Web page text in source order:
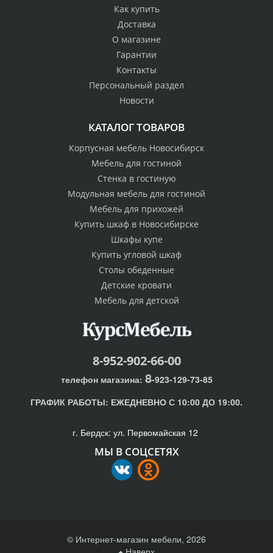
Как купить
Доставка
О магазине
Гарантии
Контакты
Персональный раздел
Новости
КАТАЛОГ ТОВАРОВ
Корпусная мебель Новосибирск
Мебель для гостиной
Стенка в гостиную
Модульная мебель для гостиной
Мебель для прихожей
Купить шкаф в Новосибирске
Шкафы купе
Купить угловой шкаф
Столы обеденные
Детские кровати
Мебель для детской
8-952-902-66-00
телефон магазина: 8-923-129-73-85
ГРАФИК РАБОТЫ: ЕЖЕДНЕВНО С 10:00 ДО 19:00.
г. Бердск: ул. Первомайская 12
МЫ В СОЦСЕТЯХ
© Интернет-магазин мебели, 2026